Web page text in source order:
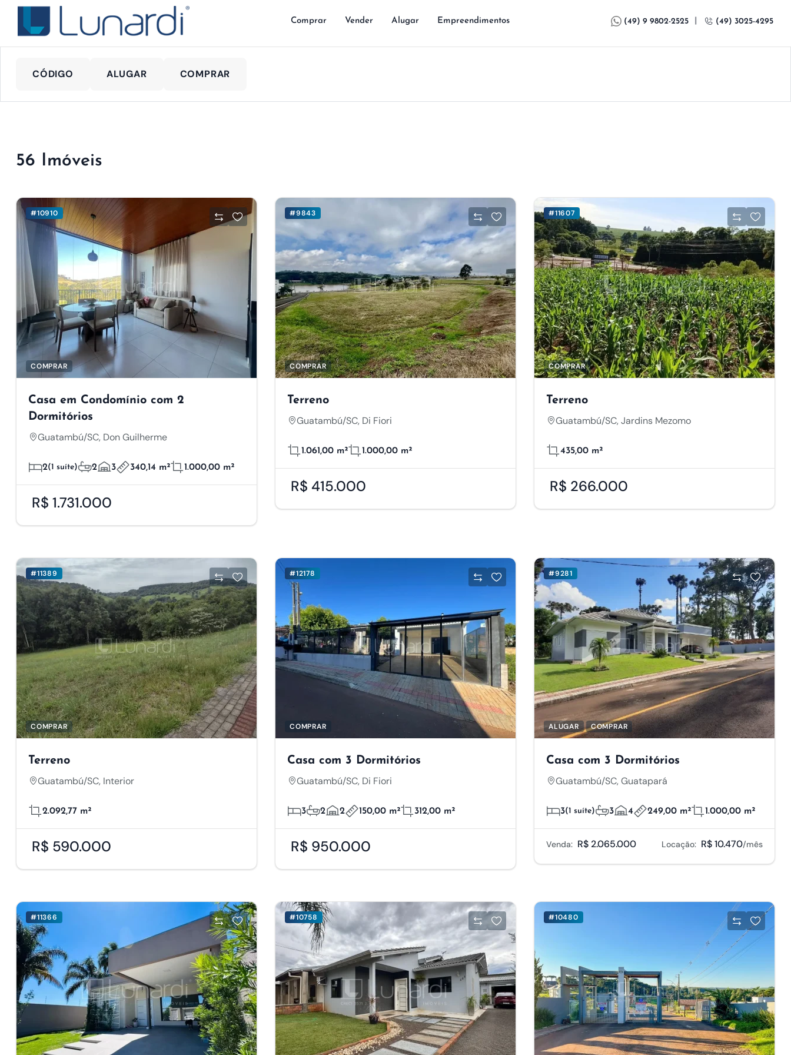
Comprar Vender Alugar Empreendimentos (49) 9 9802-2525 | (49) 3025-4295
CÓDIGO ALUGAR COMPRAR
56 Imóveis
#10910
COMPRAR
Casa em Condomínio com 2
Dormitórios
Guatambú/SC, Don Guilherme
2(1 suíte) 2 3 340,14 m² 1.000,00 m²
R$ 1.731.000
#9843
COMPRAR
Terreno
Guatambú/SC, Di Fiori
1.061,00 m² 1.000,00 m²
R$ 415.000
#11607
COMPRAR
Terreno
Guatambú/SC, Jardins Mezomo
435,00 m²
R$ 266.000
#11389
COMPRAR
Terreno
Guatambú/SC, Interior
2.092,77 m²
R$ 590.000
#12178
COMPRAR
Casa com 3 Dormitórios
Guatambú/SC, Di Fiori
3 2 2 150,00 m² 312,00 m²
R$ 950.000
#9281
ALUGAR COMPRAR
Casa com 3 Dormitórios
Guatambú/SC, Guatapará
3(1 suíte) 3 4 249,00 m² 1.000,00 m²
Venda: R$ 2.065.000 Locação: R$ 10.470/mês
#11366 #10758 #10480